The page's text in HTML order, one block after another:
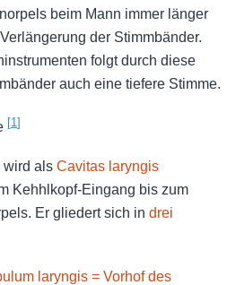
beim Mann immer länger
der Stimmbänder.
folgt durch diese
auch eine tiefere Stimme.
[1]
wird als Cavitas laryngis
Kehhlkopf-Eingang bis zum
Er gliedert sich in drei
laryngis = Vorhof des